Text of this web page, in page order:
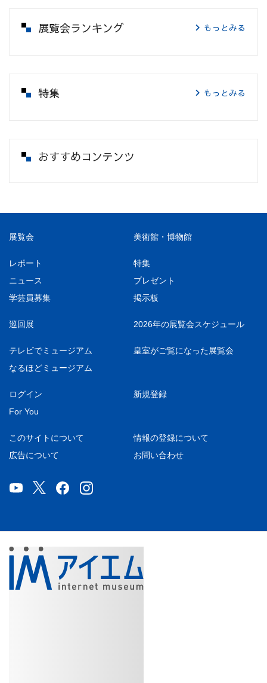
展覧会ランキング もっとみる
特集 もっとみる
おすすめコンテンツ
展覧会 美術館・博物館
レポート
特集
ニュース
プレゼント
学芸員募集
掲示板
巡回展 2026年の展覧会スケジュール
テレビでミュージアム
皇室がご覧になった展覧会
なるほどミュージアム
ログイン
新規登録
For You
このサイトについて
情報の登録について
広告について
お問い合わせ